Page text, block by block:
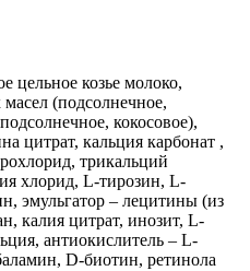
цельное козье молоко,
масел (подсолнечное,
кокосовое),
цитрат, кальция карбонат ,
трикальций
хлорид, L-тирозин, L-
эмульгатор – лецитины (из
калия цитрат, инозит, L-
антиокислитель – L-
D-биотин, ретинола